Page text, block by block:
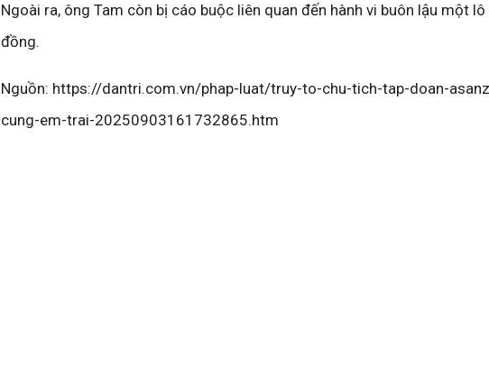
Ngoài ra, ông Tam còn bị cáo buộc liên quan đến hành vi buôn lậu một
đồng.
Nguồn: https://dantri.com.vn/phap-luat/truy-to-chu-tich-tap-doan-
cung-em-trai-20250903161732865.htm